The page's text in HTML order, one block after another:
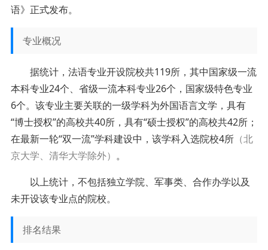
语》正式发布。
专业概况
据统计，法语专业开设院校共119所，其中国家级一流
本科专业24个、省级一流本科专业26个，国家级特色专业
6个。该专业主要关联的一级学科为外国语言文学，具有
“博士授权”的高校共40所，具有“硕士授权”的高校共42所；
在最新一轮“双一流”学科建设中，该学科入选院校4所（北
京大学、清华大学除外） 。
以上统计，不包括独立学院、军事类、合作办学以及
未开设该专业点的院校。
排名结果